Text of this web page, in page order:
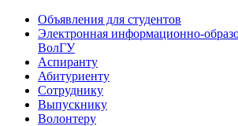
Объявления для студентов
Электронная информационно-
ВолГУ
Аспиранту
Абитуриенту
Сотруднику
Выпускнику
Волонтеру